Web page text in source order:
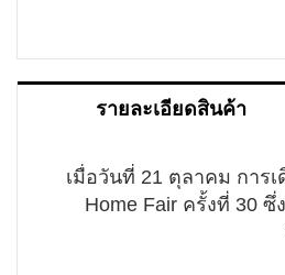
รายละเอียดสินค้า
เมื่อวันที่ 21 ตุลาคม การ
Home Fair ครั้งที่ 30